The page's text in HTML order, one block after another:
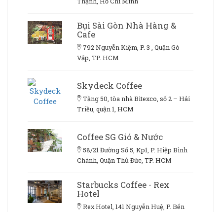
Bụi Sài Gòn Nhà Hàng &
Cafe
792 Nguyễn Kiệm, P. 3 , Quận Gò
Vấp, TP. HCM
Skydeck Coffee
Tầng 50, tòa nhà Bitexco, số 2 – Hải
Triều, quận 1, HCM
Coffee SG Gió & Nước
58/21 Đường Số 5, Kp1, P. Hiệp Bình
Chánh, Quận Thủ Đức, TP. HCM
Starbucks Coffee - Rex
Hotel
Rex Hotel, 141 Nguyễn Huệ, P. Bến